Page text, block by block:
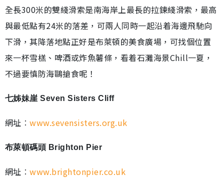
全長300米的雙綫滑索是南海岸上最長的拉鍊綫滑索，最高
與最低點有24米的落差，可兩人同時一起沿着海邊飛馳向
下滑，其降落地點正好是布萊頓的美食廣場，可找個位置
來一杯雪榚、啤酒或炸魚薯條，看着石灘海景Chill一夏，
不過要慎防海鷗搶食呢！
七姊妹崖 Seven Sisters Cliff
網址︰www.sevensisters.org.uk
布萊頓碼頭 Brighton Pier
網址︰www.brightonpier.co.uk